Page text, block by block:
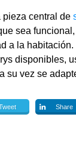
pieza central de
sea
a la
disponibles,
su vez se
Share